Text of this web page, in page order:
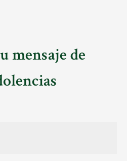
mensaje de